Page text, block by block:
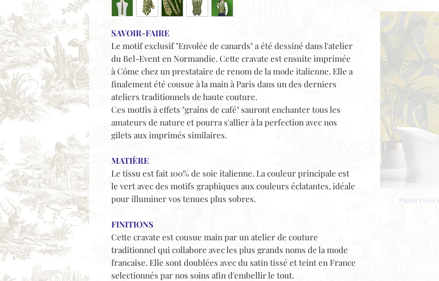
Papier Peint
SAVOIR-FAIRE
Le motif exclusif "Envolée de canards" a été dessiné dans l'atelier
du Bel-Event en Normandie. Cette cravate est ensuite imprimée
à Côme chez un prestataire de renom de la mode italienne. Elle a
finalement été cousue à la main à Paris dans un des derniers
ateliers traditionnels de haute couture.
Ces motfis à effets "grains de café" sauront enchanter tous les
amateurs de nature et pourra s'allier à la perfection avec nos
gilets aux imprimés similaires.
MATIÈRE
Le tissu est fait 100% de soie italienne. La couleur principale est
le vert avec des motifs graphiques aux couleurs éclatantes, idéale
pour illuminer vos tenues plus sobres.
FINITIONS
Cette cravate est cousue main par un atelier de couture
traditionnel qui collabore avec les plus grands noms de la mode
francaise. Elle sont doublées avec du satin tissé et teint en France
selectionnés par nos soins afin d'embellir le tout.